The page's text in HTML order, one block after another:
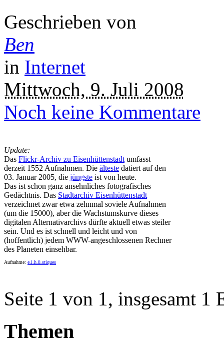
Geschrieben von
Ben
in Internet
Mittwoch, 9. Juli 2008
Noch keine Kommentare
Update:
Das Flickr-Archiv zu Eisenhüttenstadt umfasst
derzeit 1552 Aufnahmen. Die älteste datiert auf den
03. Januar 2005, die jüngste ist von heute.
Das ist schon ganz ansehnliches fotografisches
Gedächtnis. Das Stadtarchiv Eisenhüttenstadt
verzeichnet zwar etwa zehnmal soviele Aufnahmen
(um die 15000), aber die Wachstumskurve dieses
digitalen Alternativarchivs dürfte aktuell etwas steiler
sein. Und es ist schnell und leicht und von
(hoffentlich) jedem WWW-angeschlossenen Rechner
des Planeten einsehbar.
Aufnahme: e.i.h.ü.stiques
Seite 1 von 1, insgesamt 1
Themen